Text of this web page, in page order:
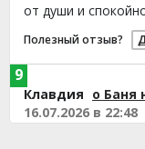
от души и
Полезный отзыв?
Клавдия о Баня
16.07.2026 в 22:48
9